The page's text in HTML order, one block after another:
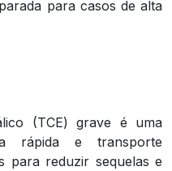
para casos de alta
(TCE) grave é uma
rápida e transporte
para reduzir sequelas e